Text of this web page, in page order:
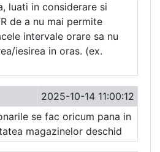
luati in considerare si
de a nu mai permite
intervale orare sa nu
iesirea in oras. (ex.
2025-10-14 11:00:12
se fac oricum pana in
magazinelor deschid